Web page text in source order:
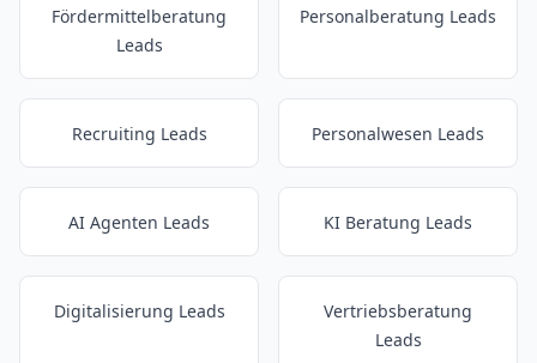
Fördermittelberatung
Leads
Personalberatung Leads
Recruiting Leads Personalwesen Leads
AI Agenten Leads KI Beratung Leads
Digitalisierung Leads
Vertriebsberatung
Leads